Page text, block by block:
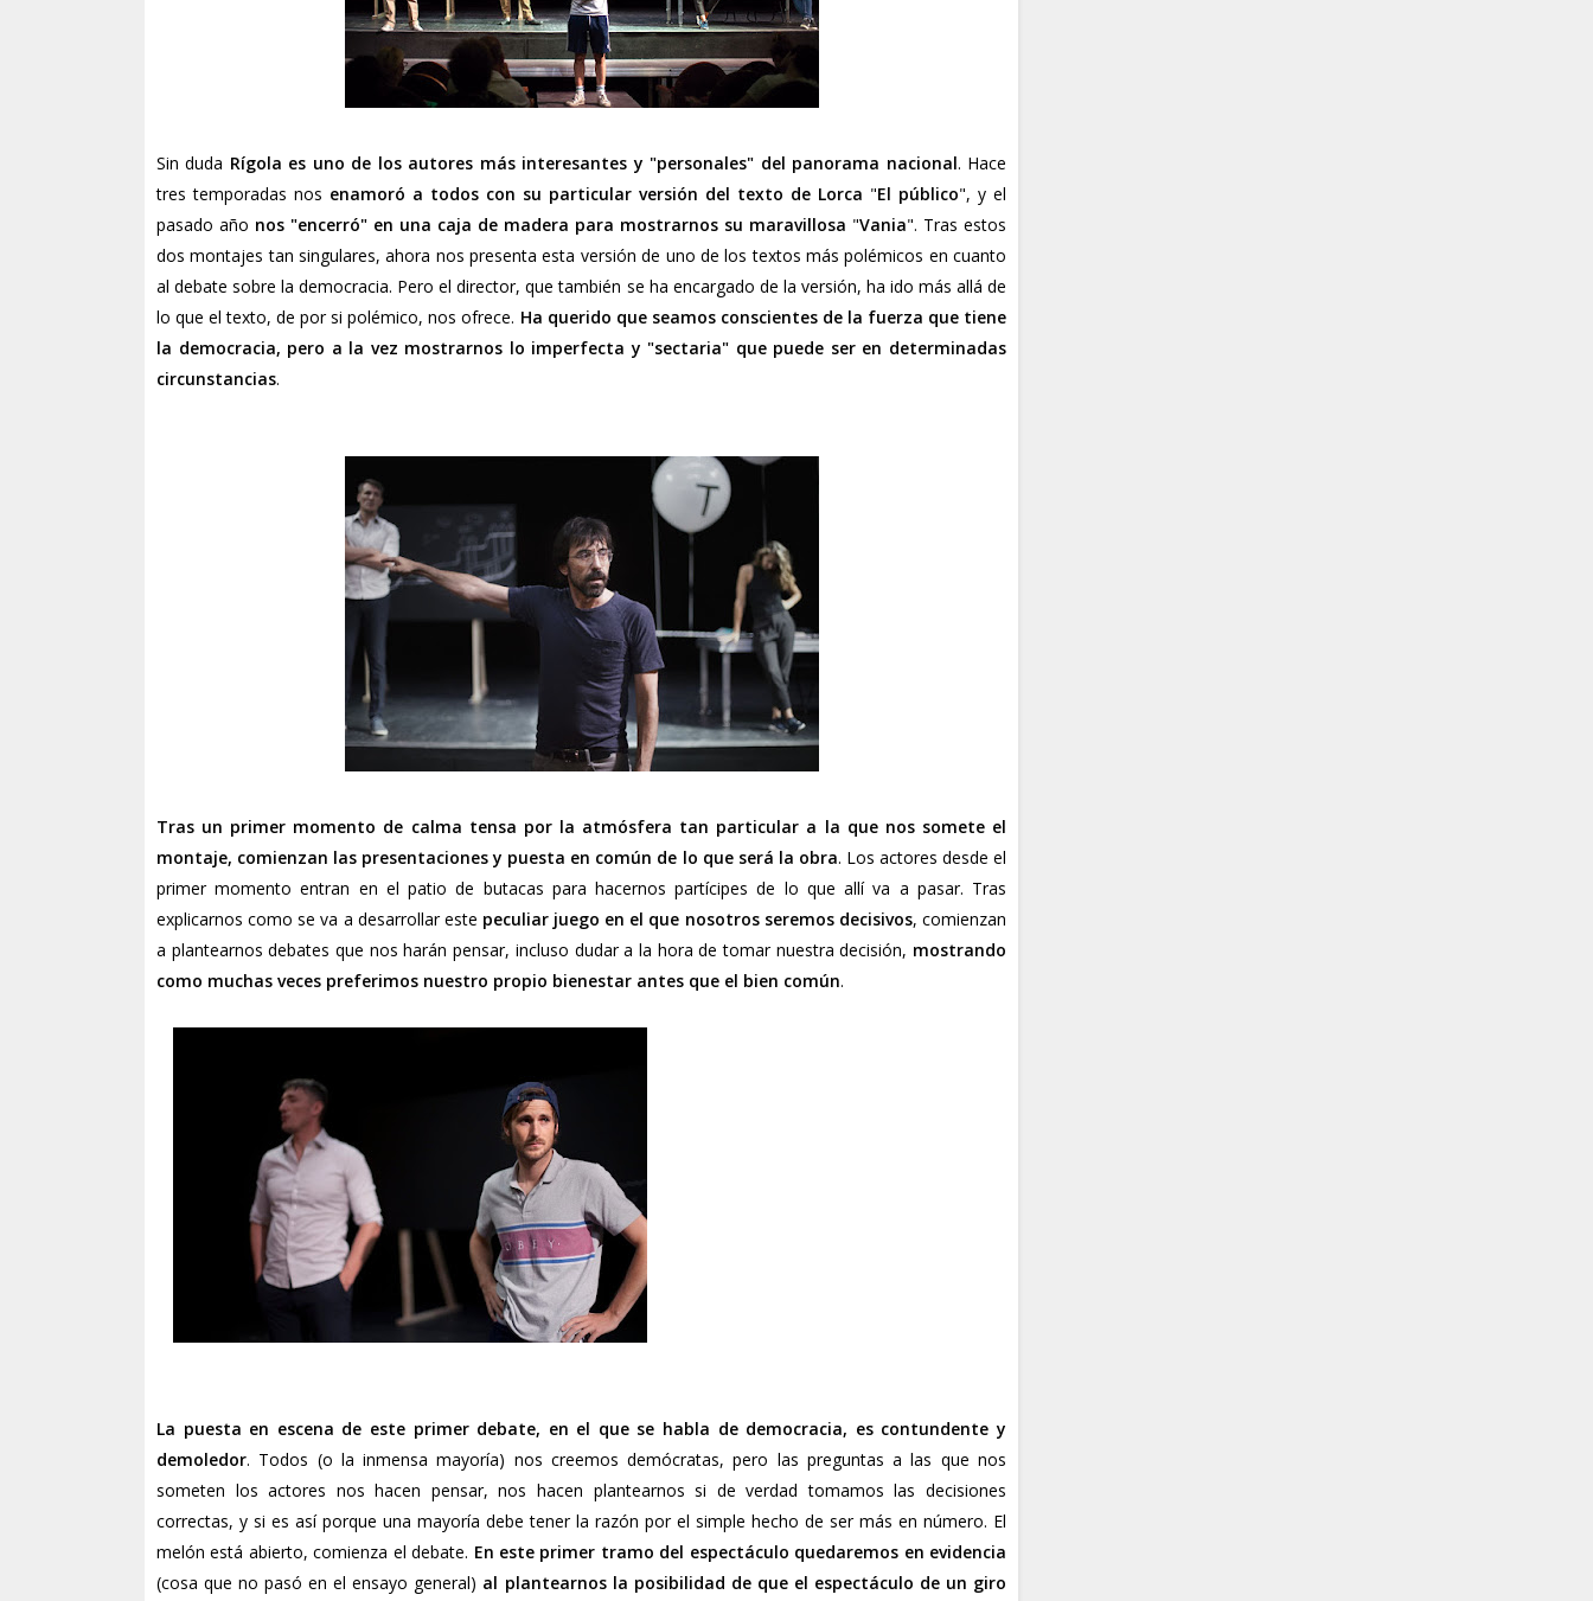
Sin duda Rígola es uno de los autores más interesantes y "personales" del panorama nacional. Hace
tres temporadas nos enamoró a todos con su particular versión del texto de Lorca "El público", y el
pasado año nos "encerró" en una caja de madera para mostrarnos su maravillosa "Vania". Tras estos
dos montajes tan singulares, ahora nos presenta esta versión de uno de los textos más polémicos en cuanto
al debate sobre la democracia. Pero el director, que también se ha encargado de la versión, ha ido más allá de
lo que el texto, de por si polémico, nos ofrece. Ha querido que seamos conscientes de la fuerza que tiene
la democracia, pero a la vez mostrarnos lo imperfecta y "sectaria" que puede ser en determinadas
circunstancias.
Tras un primer momento de calma tensa por la atmósfera tan particular a la que nos somete el
montaje, comienzan las presentaciones y puesta en común de lo que será la obra. Los actores desde el
primer momento entran en el patio de butacas para hacernos partícipes de lo que allí va a pasar. Tras
explicarnos como se va a desarrollar este peculiar juego en el que nosotros seremos decisivos, comienzan
a plantearnos debates que nos harán pensar, incluso dudar a la hora de tomar nuestra decisión, mostrando
como muchas veces preferimos nuestro propio bienestar antes que el bien común.
La puesta en escena de este primer debate, en el que se habla de democracia, es contundente y
demoledor. Todos (o la inmensa mayoría) nos creemos demócratas, pero las preguntas a las que nos
someten los actores nos hacen pensar, nos hacen plantearnos si de verdad tomamos las decisiones
correctas, y si es así porque una mayoría debe tener la razón por el simple hecho de ser más en número. El
melón está abierto, comienza el debate. En este primer tramo del espectáculo quedaremos en evidencia
(cosa que no pasó en el ensayo general) al plantearnos la posibilidad de que el espectáculo de un giro